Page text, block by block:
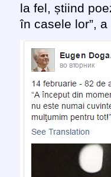
la fel, știind
în casele lor”,